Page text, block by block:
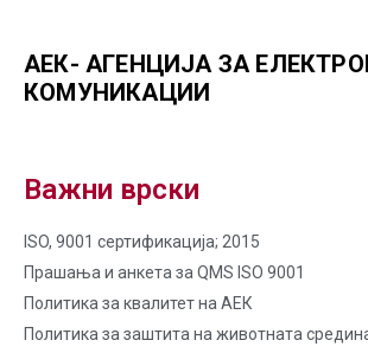
АЕК- АГЕНЦИЈА ЗА
КОМУНИКАЦИИ
Важни врски
ISO, 9001 сертификација; 2015
Прашања и анкета за QMS ISO 9001
Политика за квалитет на AЕК
Политика за заштита на животната